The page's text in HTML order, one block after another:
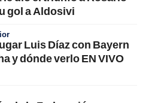
gol a Aldosivi
Luis Díaz con Bayern
y dónde verlo EN VIVO